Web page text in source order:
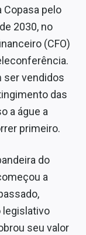
Copasa pelo
2030, no
(CFO)
ser vendidos
das
a águe a
primeiro.
do
a
legislativo
seu valor